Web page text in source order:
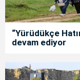
“Yürüdükçe
devam ediyor